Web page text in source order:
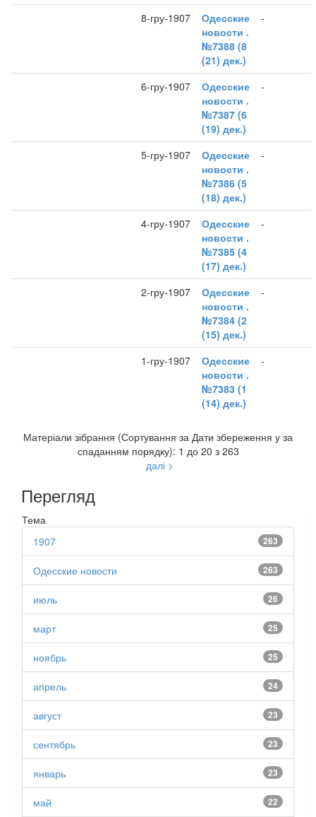
8-гру-1907
Одесские
новости .
№7388 (8
(21) дек.)
-
6-гру-1907
Одесские
новости .
№7387 (6
(19) дек.)
-
5-гру-1907
Одесские
новости .
№7386 (5
(18) дек.)
-
4-гру-1907
Одесские
новости .
№7385 (4
(17) дек.)
-
2-гру-1907
Одесские
новости .
№7384 (2
(15) дек.)
-
1-гру-1907
Одесские
новости .
№7383 (1
(14) дек.)
-
Матеріали зібрання (Сортування за Дати збереження у за
спаданням порядку): 1 до 20 з 263
далі >
Перегляд
Тема
263
1907
263
Одесские новости
26
июль
25
март
25
ноябрь
24
апрель
23
август
23
сентябрь
23
январь
22
май